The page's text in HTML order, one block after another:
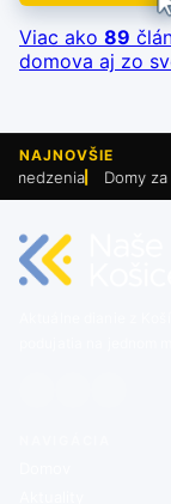
Viac ako 89
domova aj zo
NAJNOVŠIE
Domy za 16-